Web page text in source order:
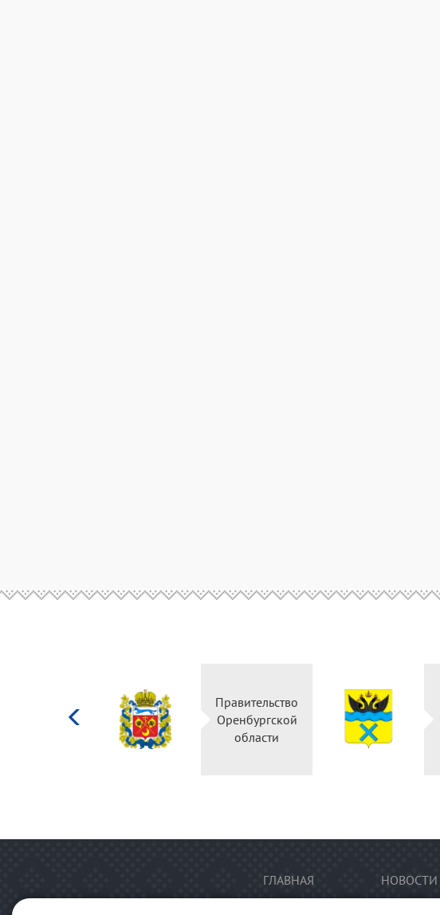
Правительство
Оренбургской
области
ГЛАВНАЯ НОВОСТИ